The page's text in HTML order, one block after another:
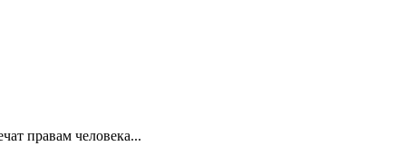
правам человека...